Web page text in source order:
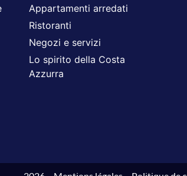
Appartamenti arredati
Ristoranti
Negozi e servizi
Lo spirito della Costa
Azzurra